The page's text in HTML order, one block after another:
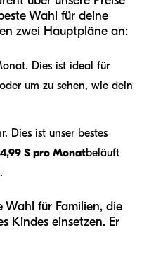
Wahl für deine
zwei Hauptpläne an:
Dies ist ideal für
um zu sehen, wie dein
Dies ist unser bestes
4,99 $ pro Monatbeläuft
Wahl für Familien, die
Kindes einsetzen. Er